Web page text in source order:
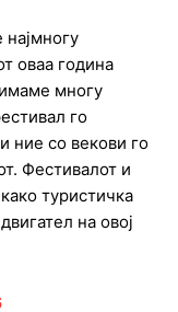
оваа година
многу
го
ние со векови го
Фестивалот и
туристичка
на овој